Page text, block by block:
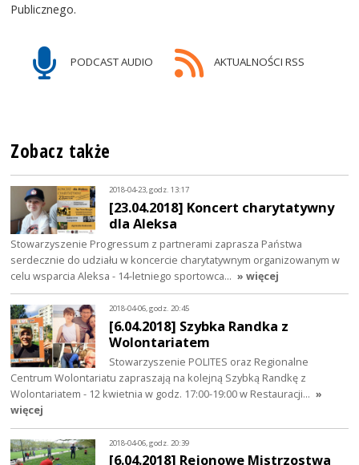
Publicznego.
PODCAST AUDIO AKTUALNOŚCI RSS
Zobacz także
2018-04-23, godz. 13:17
[23.04.2018] Koncert charytatywny
dla Aleksa
Stowarzyszenie Progressum z partnerami zaprasza Państwa
serdecznie do udziału w koncercie charytatywnym organizowanym w
celu wsparcia Aleksa - 14-letniego sportowca… » więcej
2018-04-06, godz. 20:45
[6.04.2018] Szybka Randka z
Wolontariatem
Stowarzyszenie POLITES oraz Regionalne
Centrum Wolontariatu zapraszają na kolejną Szybką Randkę z
Wolontariatem - 12 kwietnia w godz. 17:00-19:00 w Restauracji… »
więcej
2018-04-06, godz. 20:39
[6.04.2018] Rejonowe Mistrzostwa